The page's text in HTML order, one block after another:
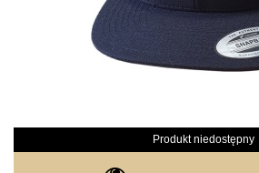
Produkt niedostępny